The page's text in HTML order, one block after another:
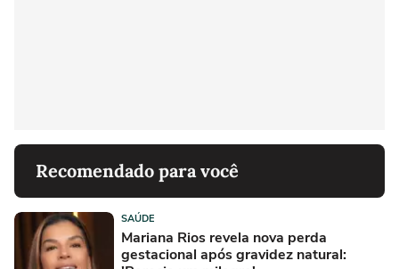
Recomendado para você
SAÚDE
Mariana Rios revela nova perda
gestacional após gravidez natural: